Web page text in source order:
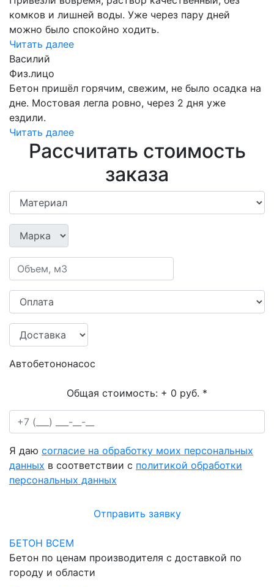
комков и лишней воды. Уже через пару дней
можно было спокойно ходить.
Читать далее
Василий
Физ.лицо
Бетон пришёл горячим, свежим, не было осадка на
дне. Мостовая легла ровно, через 2 дня уже
ездили.
Читать далее
Рассчитать стоимость
заказа
Автобетононасос
Общая стоимость: + 0 руб. *
Я даю согласие на обработку моих персональных
данных в соответствии с политикой обработки
персональных данных
Отправить заявку
БЕТОН ВСЕМ
Бетон по ценам производителя с доставкой по
городу и области